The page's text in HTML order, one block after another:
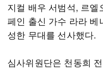
지컬 배우 서범석, 르엘
페인 출신 가수 라라 베
성한 무대를 선사했다.
심사위원단은 천동희